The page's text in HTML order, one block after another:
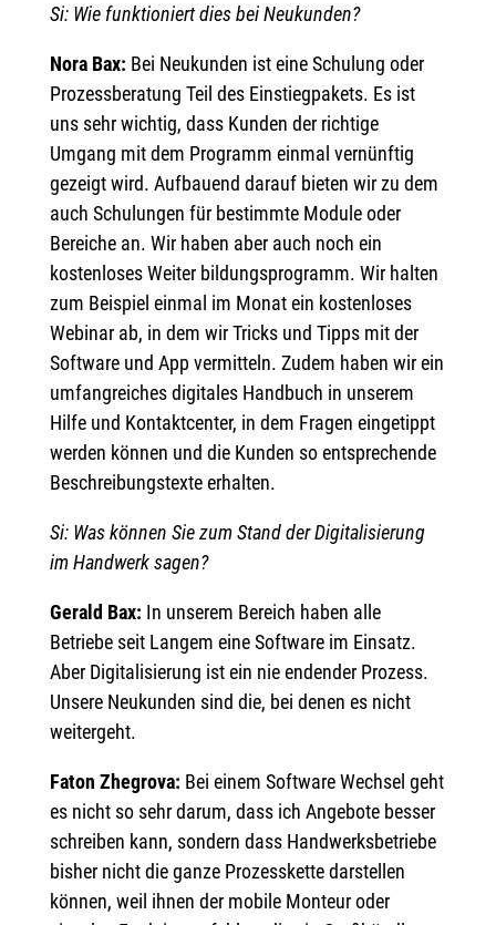
Si: Wie funktioniert dies bei Neukunden?
Nora Bax: Bei Neukunden ist eine Schulung oder
Prozessberatung Teil des Einstiegpakets. Es ist
uns sehr wichtig, dass Kunden der richtige
Umgang mit dem Programm einmal vernünftig
gezeigt wird. Aufbauend darauf bieten wir zu dem
auch Schulungen für bestimmte Module oder
Bereiche an. Wir haben aber auch noch ein
kostenloses Weiter bildungsprogramm. Wir halten
zum Beispiel einmal im Monat ein kostenloses
Webinar ab, in dem wir Tricks und Tipps mit der
Software und App vermitteln. Zudem haben wir ein
umfangreiches digitales Handbuch in unserem
Hilfe und Kontaktcenter, in dem Fragen eingetippt
werden können und die Kunden so entsprechende
Beschreibungstexte erhalten.
Si: Was können Sie zum Stand der Digitalisierung
im Handwerk sagen?
Gerald Bax: In unserem Bereich haben alle
Betriebe seit Langem eine Software im Einsatz.
Aber Digitalisierung ist ein nie endender Prozess.
Unsere Neukunden sind die, bei denen es nicht
weitergeht.
Faton Zhegrova: Bei einem Software Wechsel geht
es nicht so sehr darum, dass ich Angebote besser
schreiben kann, sondern dass Handwerksbetriebe
bisher nicht die ganze Prozesskette darstellen
können, weil ihnen der mobile Monteur oder